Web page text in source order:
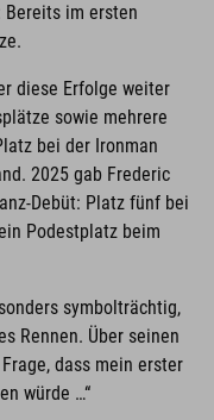
im ersten
diese Erfolge weiter
sowie mehrere
bei der Ironman
2025 gab Frederic
Debüt: Platz fünf bei
Podestplatz beim
symbolträchtig,
Rennen. Über seinen
dass mein erster
würde …“